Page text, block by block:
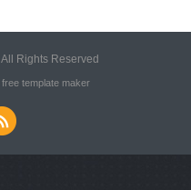
Rights Reserved
template maker